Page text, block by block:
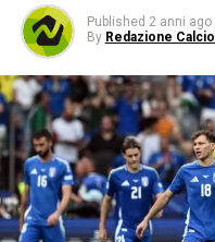
Published 2 anni ago
By Redazione